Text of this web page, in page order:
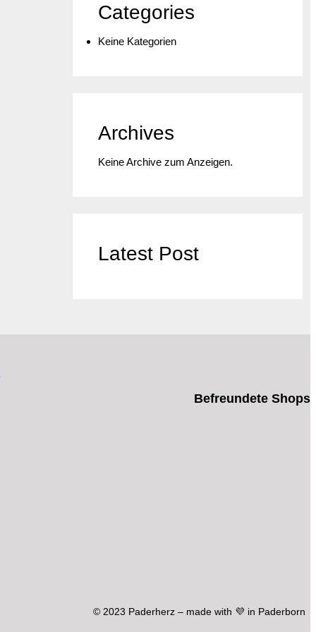
n
Categories
Keine Kategorien
Archives
Keine Archive zum Anzeigen.
Latest Post
Befreundete Shops
© 2023 Paderherz – made with 💜 in Paderborn